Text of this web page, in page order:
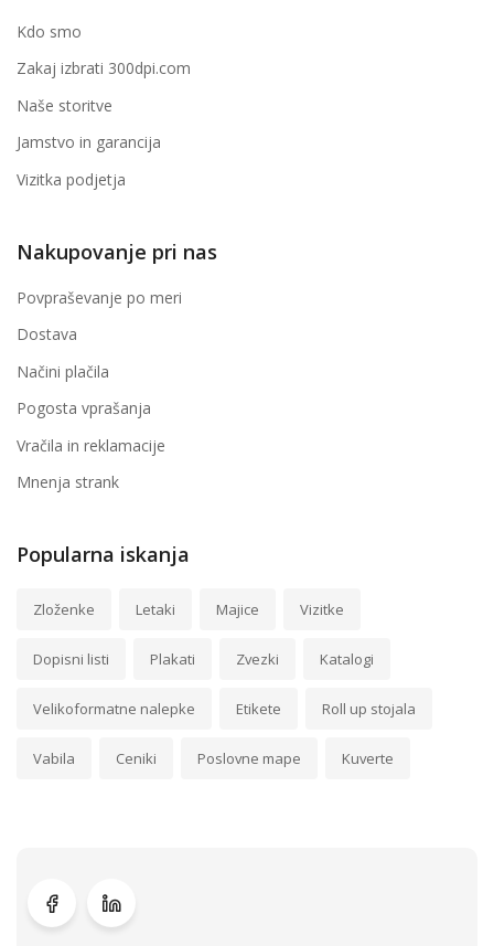
Kdo smo
Zakaj izbrati 300dpi.com
Naše storitve
Jamstvo in garancija
Vizitka podjetja
Nakupovanje pri nas
Povpraševanje po meri
Dostava
Načini plačila
Pogosta vprašanja
Vračila in reklamacije
Mnenja strank
Popularna iskanja
Zloženke Letaki Majice Vizitke
Dopisni listi Plakati Zvezki Katalogi
Velikoformatne nalepke Etikete Roll up stojala
Vabila Ceniki Poslovne mape Kuverte